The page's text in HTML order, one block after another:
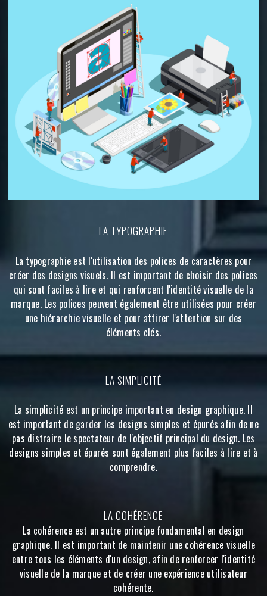
LA TYPOGRAPHIE
La typographie est l'utilisation des polices de caractères pour
créer des designs visuels. Il est important de choisir des polices
qui sont faciles à lire et qui renforcent l'identité visuelle de la
marque. Les polices peuvent également être utilisées pour créer
une hiérarchie visuelle et pour attirer l'attention sur des
éléments clés.
LA SIMPLICITÉ
La simplicité est un principe important en design graphique. Il
est important de garder les designs simples et épurés afin de ne
pas distraire le spectateur de l'objectif principal du design. Les
designs simples et épurés sont également plus faciles à lire et à
comprendre.
LA COHÉRENCE
La cohérence est un autre principe fondamental en design
graphique. Il est important de maintenir une cohérence visuelle
entre tous les éléments d'un design, afin de renforcer l'identité
visuelle de la marque et de créer une expérience utilisateur
cohérente.